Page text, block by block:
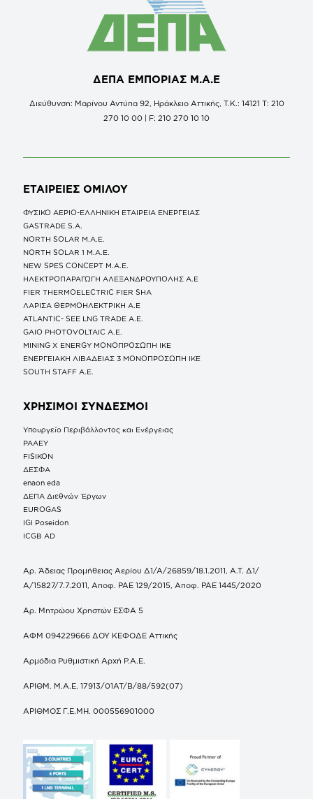
ΔΕΠΑ ΕΜΠΟΡΙΑΣ Μ.Α.Ε
Διεύθυνση: Μαρίνου Αντύπα 92, Ηράκλειο Αττικής, Τ.Κ.: 14121 Τ: 210
270 10 00 | F: 210 270 10 10
ΕΤΑΙΡΕΙΕΣ ΟΜΙΛΟΥ
ΦΥΣΙΚΟ ΑΕΡΙΟ-ΕΛΛΗΝΙΚΗ ΕΤΑΙΡΕΙΑ ΕΝΕΡΓΕΙΑΣ
GASTRADE S.A.
NORTH SOLAR M.Α.Ε.
NORTH SOLAR 1 M.Α.Ε.
NEW SPES CONCEPT Μ.Α.Ε.
ΗΛΕΚΤΡΟΠΑΡΑΓΩΓΗ ΑΛΕΞΑΝΔΡΟΥΠΟΛΗΣ A.E
FIER THERMOELECTRIC FIER SHA
ΛΑΡΙΣΑ ΘΕΡΜΟΗΛΕΚΤΡΙΚΗ A.E
ATLANTIC- SEE LNG TRADE A.E.
GAIO PHOTOVOLTAIC Α.Ε.
MINING X ENERGY ΜΟΝΟΠΡΟΣΩΠΗ ΙΚΕ
ΕΝΕΡΓΕΙΑΚΗ ΛΙΒΑΔΕΙΑΣ 3 ΜΟΝΟΠΡΟΣΩΠΗ ΙΚΕ
SOUTH STAFF Α.Ε.
ΧΡΗΣΙΜΟΙ ΣΥΝΔΕΣΜΟΙ
Υπουργείο Περιβάλλοντος και Ενέργειας
ΡΑΑΕΥ
FISIKON
ΔΕΣΦΑ
enaon eda
ΔΕΠΑ Διεθνών Έργων
EUROGAS
IGI Poseidon
ICGB AD
Αρ. Άδειας Προμήθειας Αερίου Δ1/Α/26859/18.1.2011, Α.Τ. Δ1/
Α/15827/7.7.2011, Αποφ. ΡΑΕ 129/2015, Αποφ. ΡΑΕ 1445/2020
Αρ. Μητρώου Χρηστών ΕΣΦΑ 5
ΑΦΜ 094229666 ΔΟΥ ΚΕΦΟΔΕ Αττικής
Αρμόδια Ρυθμιστική Αρχή Ρ.Α.Ε.
ΑΡΙΘΜ. Μ.Α.Ε. 17913/01ΑΤ/Β/88/592(07)
ΑΡΙΘΜΟΣ Γ.Ε.ΜΗ. 000556901000